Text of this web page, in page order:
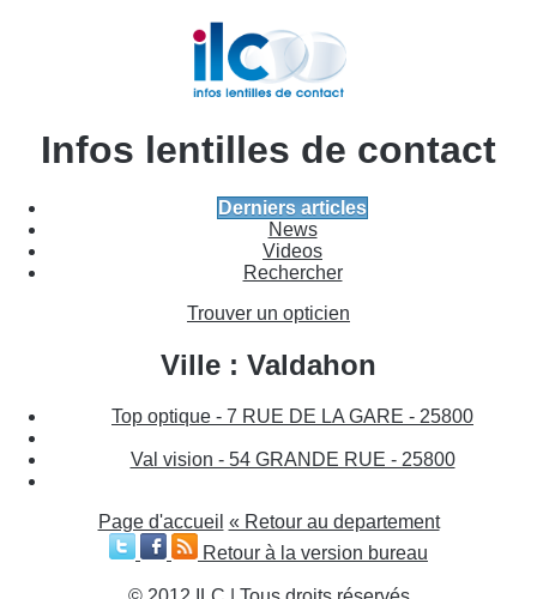
Infos lentilles de contact
Derniers articles
News
Videos
Rechercher
Trouver un opticien
Ville : Valdahon
Top optique - 7 RUE DE LA GARE - 25800
Val vision - 54 GRANDE RUE - 25800
Page d'accueil « Retour au departement
Retour à la version bureau